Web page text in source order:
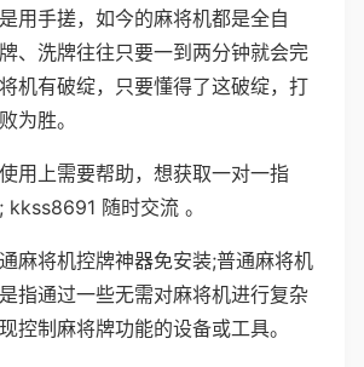
用手搓，如今的麻将机都是全自
、洗牌往往只要一到两分钟就会完
机有破绽，只要懂得了这破绽，打
为胜。
用上需要帮助，想获取一对一指
kkss8691 随时交流 。
麻将机控牌神器免安装;普通麻将机
指通过一些无需对麻将机进行复杂
控制麻将牌功能的设备或工具。